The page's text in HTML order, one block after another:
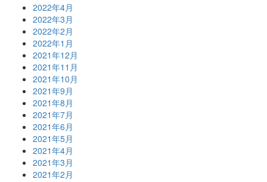
2022年4月
2022年3月
2022年2月
2022年1月
2021年12月
2021年11月
2021年10月
2021年9月
2021年8月
2021年7月
2021年6月
2021年5月
2021年4月
2021年3月
2021年2月